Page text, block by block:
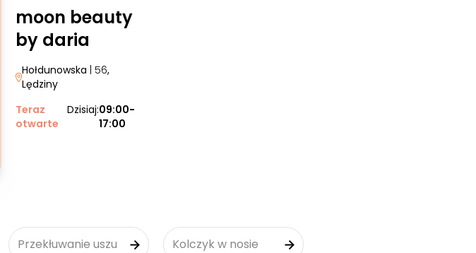
moon beauty
by daria
Hołdunowska | 56,
Lędziny
Teraz
otwarte
Dzisiaj:09:00-
17:00
Przekłuwanie uszu Kolczyk w nosie